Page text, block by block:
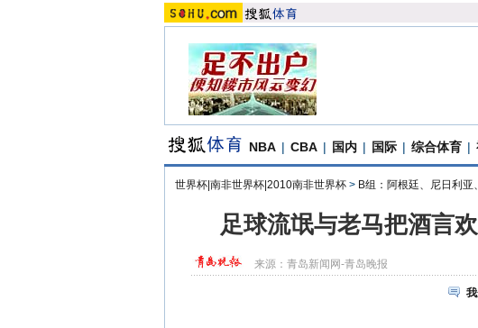
NBA | CBA | 国内 | 国际 | 综合体育 |
世界杯|南非世界杯|2010南非世界杯 > B组：阿根廷、尼日利亚
足球流氓与老马把酒言
来源： 青岛新闻网-青岛晚报